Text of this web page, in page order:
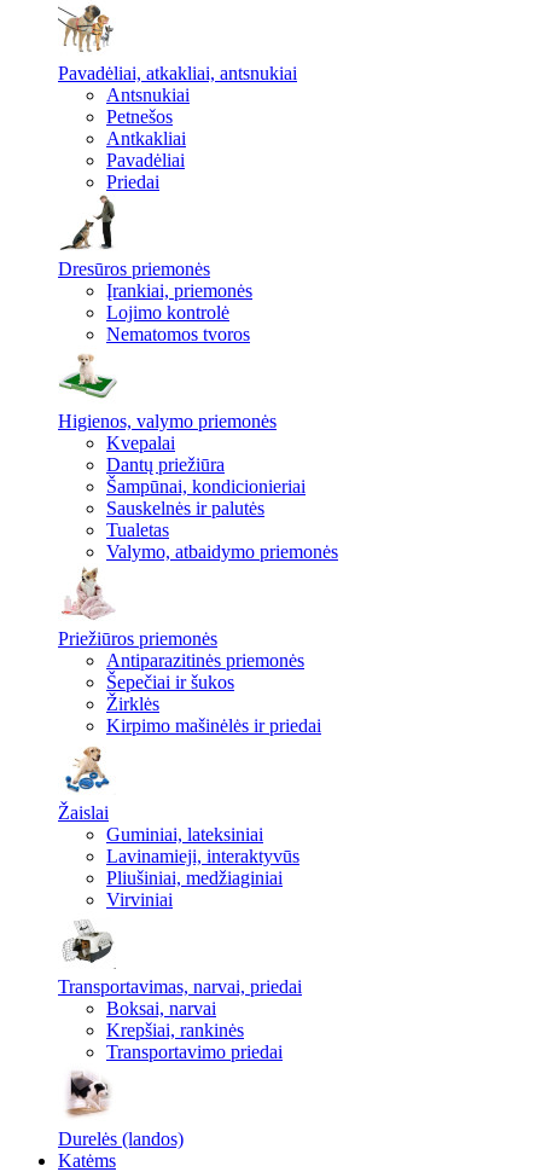
Pavadėliai, atkakliai, antsnukiai
Antsnukiai
Petnešos
Antkakliai
Pavadėliai
Priedai
Dresūros priemonės
Įrankiai, priemonės
Lojimo kontrolė
Nematomos tvoros
Higienos, valymo priemonės
Kvepalai
Dantų priežiūra
Šampūnai, kondicionieriai
Sauskelnės ir palutės
Tualetas
Valymo, atbaidymo priemonės
Priežiūros priemonės
Antiparazitinės priemonės
Šepečiai ir šukos
Žirklės
Kirpimo mašinėlės ir priedai
Žaislai
Guminiai, lateksiniai
Lavinamieji, interaktyvūs
Pliušiniai, medžiaginiai
Virviniai
Transportavimas, narvai, priedai
Boksai, narvai
Krepšiai, rankinės
Transportavimo priedai
Durelės (landos)
Katėms